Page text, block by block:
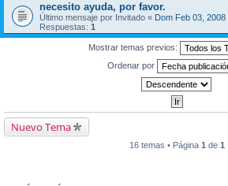
necesito ayuda, por favor.
Último mensaje por Invitado « Dom Feb 03, 2008
Respuestas: 1
Mostrar temas previos:
Ordenar por
Nuevo Tema
16 temas • Página 1 de 1